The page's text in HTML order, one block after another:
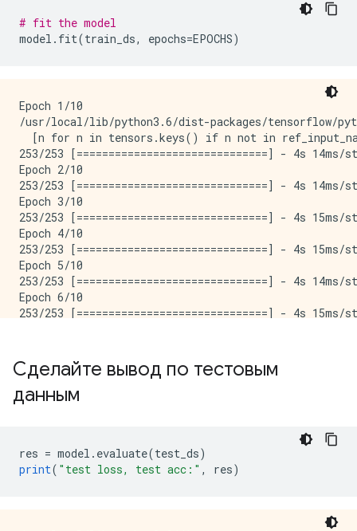
# fit the model
model . fit(train_ds, epochs=EPOCHS)
Epoch 1/10
/usr/local/lib/python3.6/dist-packages/tensorflow/
[n for n in tensors.keys() if n not in
253/253 [==============================] - 4s
Epoch 2/10
253/253 [==============================] - 4s
Epoch 3/10
253/253 [==============================] - 4s
Epoch 4/10
253/253 [==============================] - 4s
Epoch 5/10
253/253 [==============================] - 4s
Epoch 6/10
253/253 [==============================] - 4s
Epoch 8/10
253/253 [==============================] - 4s
Epoch 9/10
253/253 [==============================] - 4s
253/253 [==============================] - 4s
Сделайте вывод по тестовым
данным
res = model . evaluate(test_ds)
print( "test loss, test acc:" , res)